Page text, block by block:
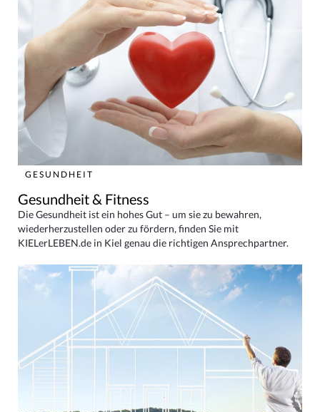
GESUNDHEIT
Gesundheit & Fitness
Die Gesundheit ist ein hohes Gut – um sie zu bewahren,
wiederherzustellen oder zu fördern, finden Sie mit
KIELerLEBEN.de in Kiel genau die richtigen Ansprechpartner.